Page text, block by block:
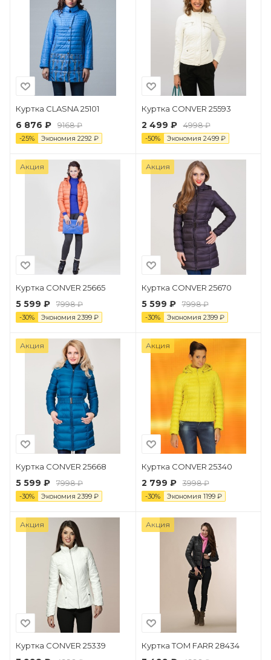
Куртка CLASNA 25101
6 876 ₽ 9168 ₽
-25% Экономия 2292 ₽
Куртка CONVER 25593
2 499 ₽ 4998 ₽
-50% Экономия 2499₽
Акция
Куртка CONVER 25665
5 599 ₽ 7998 ₽
-30% Экономия 2399 ₽
Акция
Куртка CONVER 25670
5 599 ₽ 7998 ₽
-30% Экономия 2399₽
Акция
Куртка CONVER 25668
5 599 ₽ 7998 ₽
-30% Экономия 2399 ₽
Акция
Куртка CONVER 25340
2 799 ₽ 3998 ₽
-30% Экономия 1199₽
Акция
Куртка CONVER 25339
Акция
Куртка TOM FARR 28434